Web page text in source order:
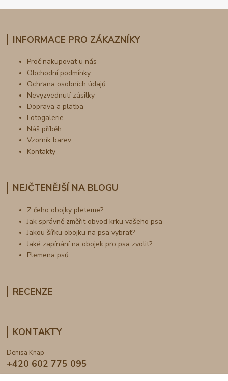
INFORMACE PRO ZÁKAZNÍKY
Proč nakupovat u nás
Obchodní podmínky
Ochrana osobních údajů
Nevyzvednutí zásilky
Doprava a platba
Fotogalerie
Náš příběh
Vzorník barev
Kontakty
NEJČTENĚJŠÍ NA BLOGU
Z čeho obojky pleteme?
Jak správně změřit obvod krku vašeho psa
Jakou šířku obojku na psa vybrat?
Jaké zapínání na obojek pro psa zvolit?
Plemena psů
RECENZE
KONTAKTY
Denisa Knap
+420 602 775 095